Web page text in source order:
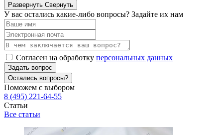
Развернуть Свернуть
У вас остались какие-либо вопросы? Задайте их нам
Согласен на обработку персональных данных
Задать вопрос
Остались вопросы?
Поможем с выбором
8 (495) 221-64-55
Статьи
Все статьи